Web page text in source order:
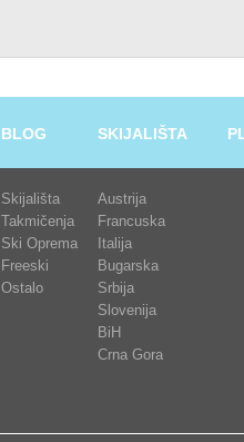
BLOG
Skijališta
Takmičenja
Ski Oprema
Freeski
Ostalo
SKIJALIŠTA
Austrija
Francuska
Italija
Bugarska
Srbija
Slovenija
BiH
Crna Gora